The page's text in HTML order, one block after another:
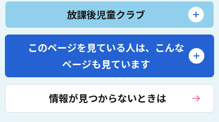
放課後児童クラブ
このページを見ている人は、 こんな
ページも見ています
情報が見つからないときは